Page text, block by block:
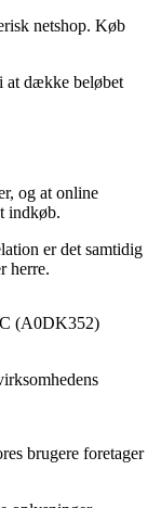
netshop. Køb
at dække beløbet
og at online
indkøb.
er det samtidig
herre.
(A0DK352)
brugere foretager